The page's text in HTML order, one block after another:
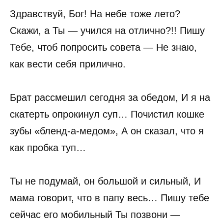
Здравствуй, Бог! На небе тоже лето?
Скажи, а Ты — учился на отлично?!! Пишу
Тебе, чтоб попросить совета — Не знаю,
как вести себя прилично.
Брат рассмешил сегодня за обедом, И я на
скатерть опрокинул суп… Почистил кошке
зубы «бленд-а-медом», А он сказал, что я
как пробка туп…
Ты не подумай, он большой и сильный, И
мама говорит, что в папу весь… Пишу тебе
сейчас его мобильный Ты позвони —